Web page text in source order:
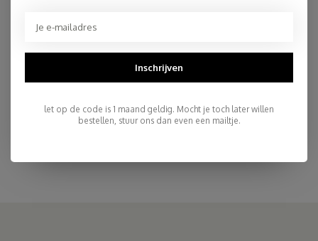
Stomen
Snelle Levering
Persoonlijke Klantenservice
Inschrijven
let op de code is 1 maand geldig. Mocht je toch later willen
bestellen, stuur ons dan even een mailtje.